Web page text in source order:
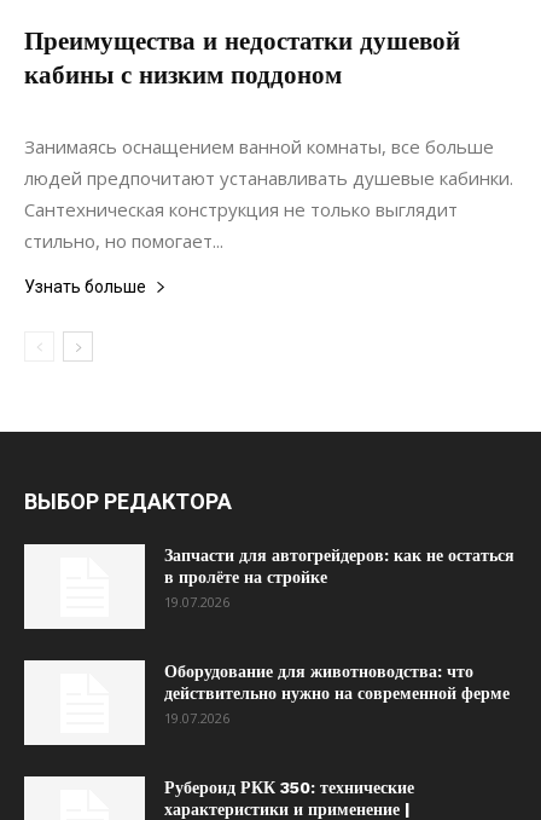
Преимущества и недостатки душевой
кабины с низким поддоном
29.12.2020
Занимаясь оснащением ванной комнаты, все больше
людей предпочитают устанавливать душевые кабинки.
Сантехническая конструкция не только выглядит
стильно, но помогает...
Узнать больше
ВЫБОР РЕДАКТОРА
Запчасти для автогрейдеров: как не остаться
в пролёте на стройке
19.07.2026
Оборудование для животноводства: что
действительно нужно на современной ферме
19.07.2026
Рубероид РКК 350: технические
характеристики и применение |